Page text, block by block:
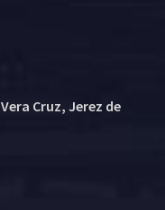
Cruz, Jerez de